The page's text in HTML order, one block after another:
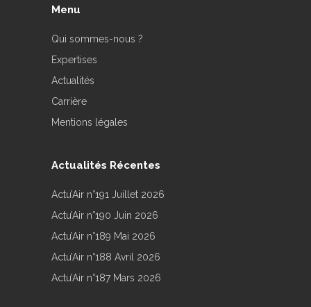
Menu
Qui sommes-nous ?
Expertises
Actualités
Carrière
Mentions légales
Actualités Récentes
Actu’Air n°191 Juillet 2026
Actu’Air n°190 Juin 2026
Actu’Air n°189 Mai 2026
Actu’Air n°188 Avril 2026
Actu’Air n°187 Mars 2026